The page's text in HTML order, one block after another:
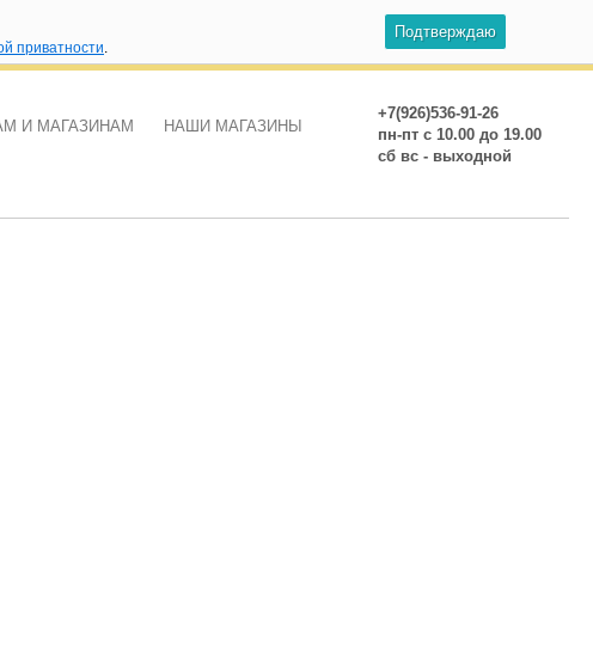
приватности.
Подтверждаю
+7(926)536-91-26
пн-пт с 10.00 до 19.00
сб вс - выходной
И МАГАЗИНАМ НАШИ МАГАЗИНЫ